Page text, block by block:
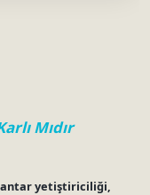
Mıdır
yetiştiriciliği,